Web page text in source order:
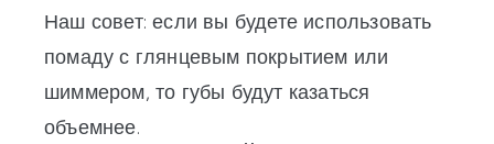
Наш совет: если вы будете использовать
помаду с глянцевым покрытием или
шиммером, то губы будут казаться
объемнее.